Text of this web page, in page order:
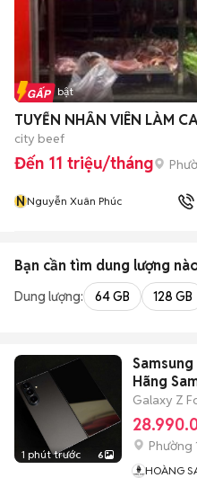
Tin nổi bật
TUYỂN NHÂN VIÊN LÀM
city beef
Đến 11 triệu/tháng
NNguyễn Xuân Phúc
Bạn cần tìm dung lượng
Dung lượng: 64 GB 128 GB
1 phút trước 6
Hãng
Galaxy Z
Phường
HOÀNG